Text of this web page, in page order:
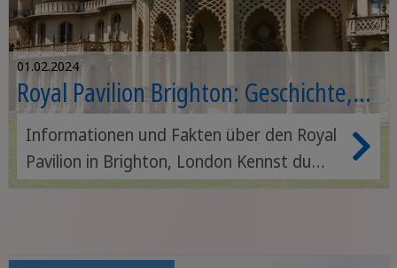
01.02.2024
Royal Pavilion Brighton: Geschichte,
Zeiten und Preise
Informationen und Fakten über den Royal
Pavilion in Brighton, London Kennst du
den Royal Pavilion in Brighton? Wenn du